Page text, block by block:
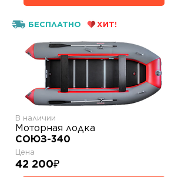
Моторная лодка
СОЮЗ-340
В наличии
Цена
42 200₽
БЕСПЛАТНО ХИТ!